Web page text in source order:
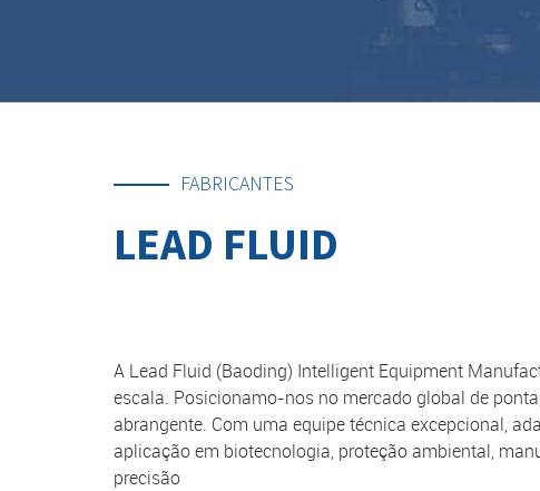
FABRICANTES
LEAD FLUID
A Lead Fluid (Baoding) Intelligent Equipment
escala. Posicionamo-nos no mercado global de
abrangente. Com uma equipe técnica excepcional,
aplicação em biotecnologia, proteção ambiental,
precisão